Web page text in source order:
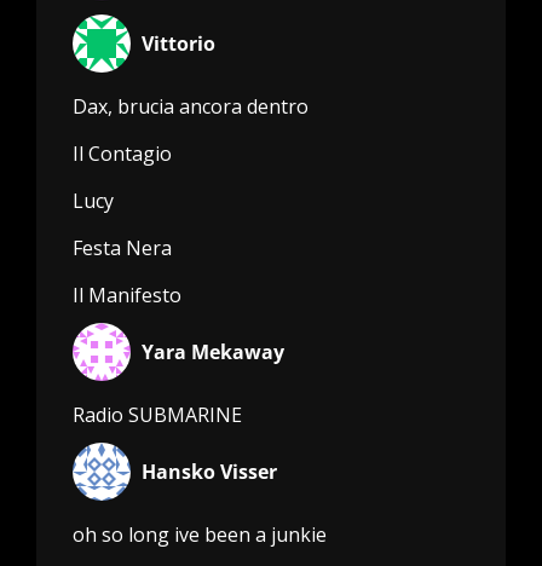
Vittorio
Dax, brucia ancora dentro
Il Contagio
Lucy
Festa Nera
Il Manifesto
Yara Mekaway
Radio SUBMARINE
Hansko Visser
oh so long ive been a junkie